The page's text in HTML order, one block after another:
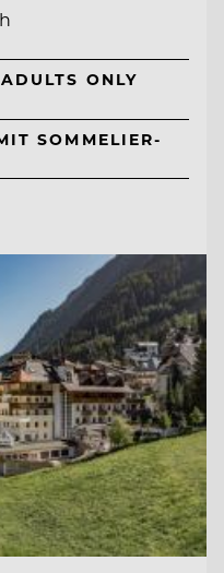
ONLY
SOMMELIER-